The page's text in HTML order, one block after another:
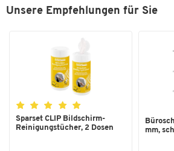
Unsere Empfehlungen für Sie
Sparset CLIP Bildschirm-
Reinigungstücher, 2 Dosen
mm,